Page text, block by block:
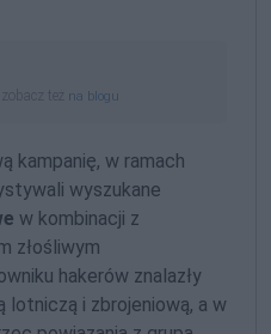
też na blogu
kampanię, w ramach
wyszukane
w kombinacji z
złośliwym
hakerów znalazły
lotniczą i zbrojeniową, a w